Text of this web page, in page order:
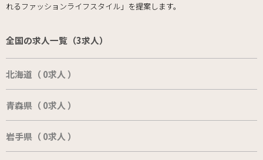
れるファッションライフスタイル」を提案します。
全国の求人一覧（3求人）
北海道（ 0求人 ）
青森県（ 0求人 ）
岩手県（ 0求人 ）